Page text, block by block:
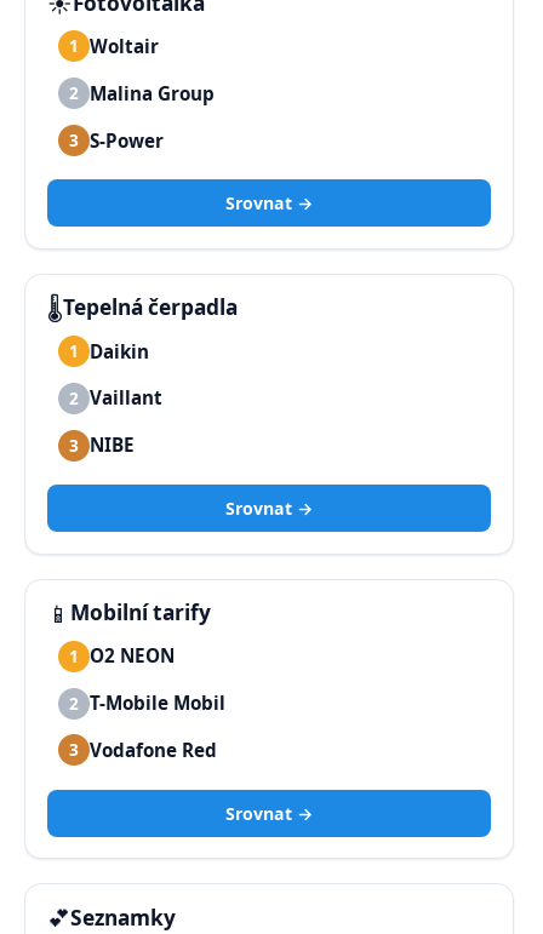
1 Woltair
2 Malina Group
3 S-Power
Srovnat →
🌡️Tepelná čerpadla
1 Daikin
2 Vaillant
3 NIBE
Srovnat →
📱 Mobilní tarify
1 O2 NEON
2 T-Mobile Mobil
3 Vodafone Red
Srovnat →
💕Seznamky